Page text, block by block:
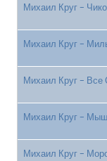
Михаил Круг -
Михаил Круг -
Михаил Круг -
Михаил Круг -
Михаил Круг -